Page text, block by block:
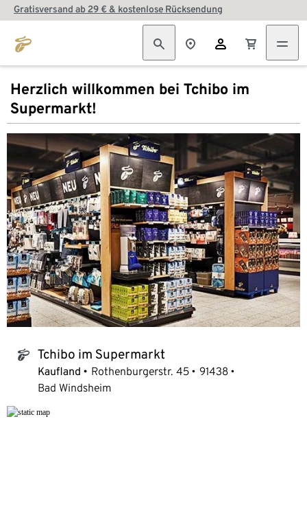
Gratisversand ab 29 € & kostenlose Rücksendung
Herzlich willkommen bei Tchibo im
Supermarkt!
tchibo_logo Tchibo im Supermarkt
Kaufland Rothenburgerstr. 45
91438
Bad Windsheim